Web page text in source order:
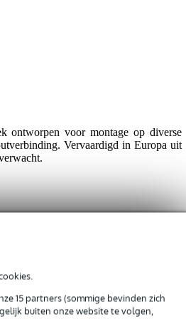
15 partners (sommige bevinden zich
buiten onze website te volgen,
ontworpen voor montage op diverse
Vervaardigd in Europa uit